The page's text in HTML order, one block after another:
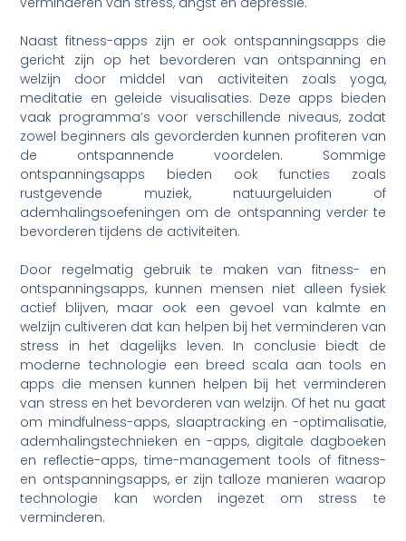
Naast fitness-apps zijn er ook ontspanningsapps die
gericht zijn op het bevorderen van ontspanning en
welzijn door middel van activiteiten zoals yoga,
meditatie en geleide visualisaties. Deze apps bieden
vaak programma’s voor verschillende niveaus, zodat
zowel beginners als gevorderden kunnen profiteren van
de ontspannende voordelen. Sommige
ontspanningsapps bieden ook functies zoals
rustgevende muziek, natuurgeluiden of
ademhalingsoefeningen om de ontspanning verder te
bevorderen tijdens de activiteiten.
Door regelmatig gebruik te maken van fitness- en
ontspanningsapps, kunnen mensen niet alleen fysiek
actief blijven, maar ook een gevoel van kalmte en
welzijn cultiveren dat kan helpen bij het verminderen van
stress in het dagelijks leven. In conclusie biedt de
moderne technologie een breed scala aan tools en
apps die mensen kunnen helpen bij het verminderen
van stress en het bevorderen van welzijn. Of het nu gaat
om mindfulness-apps, slaaptracking en -optimalisatie,
ademhalingstechnieken en -apps, digitale dagboeken
en reflectie-apps, time-management tools of fitness-
en ontspanningsapps, er zijn talloze manieren waarop
technologie kan worden ingezet om stress te
verminderen.